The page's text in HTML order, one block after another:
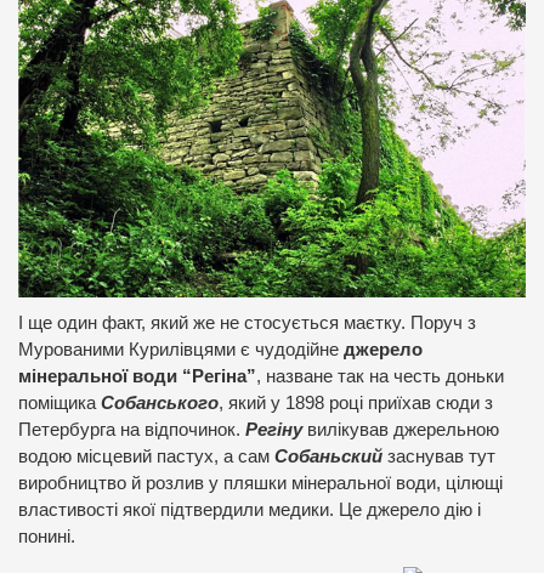
І ще один факт, який же не стосується маєтку. Поруч з
Мурованими Курилівцями є чудодійне джерело
мінеральної води “Регіна”, назване так на честь доньки
поміщика Собанського, який у 1898 році приїхав сюди з
Петербурга на відпочинок. Регіну вилікував джерельною
водою місцевий пастух, а сам Собаньский заснував тут
виробництво й розлив у пляшки мінеральної води, цілющі
властивості якої підтвердили медики. Це джерело дію і
понині.